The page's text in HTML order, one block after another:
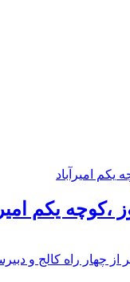
،کوچه یکم